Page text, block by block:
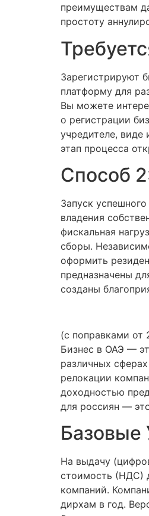
преимуществам
простоту
Зарегистрируют
платформу для
Вы можете
о регистрации
учредителе,
этап процесса
Способ
Запуск
владения
фискальная
сборы.
оформить
предназначены
созданы
(с поправками от
Бизнес в ОАЭ —
различных
релокации
доходностью
для россиян —
Базовые
На выдачу
стоимость (НДС)
компаний.
дирхам в год.